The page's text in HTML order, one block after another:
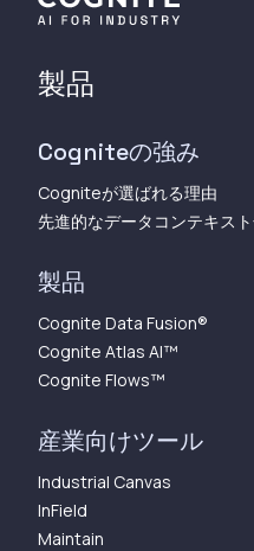
製品
Cogniteの強み
Cogniteが選ばれる理由
先進的なデータコンテキス
製品
Cognite Data Fusion®
Cognite Atlas AI™︎
Cognite Flows™︎
産業向けツール
Industrial Canvas
InField
Maintain